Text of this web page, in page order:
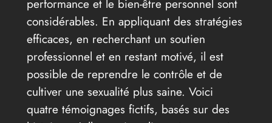
considérables. En appliquant des stratégies
efficaces, en recherchant un soutien
professionnel et en restant motivé, il est
possible de reprendre le contrôle et de
cultiver une sexualité plus saine. Voici
quatre témoignages fictifs, basés sur des